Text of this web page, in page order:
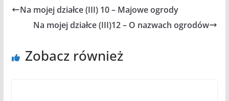
Na mojej działce (III) 10 – Majowe ogrody
Na mojej działce (III)12 – O nazwach ogrodów
Zobacz również